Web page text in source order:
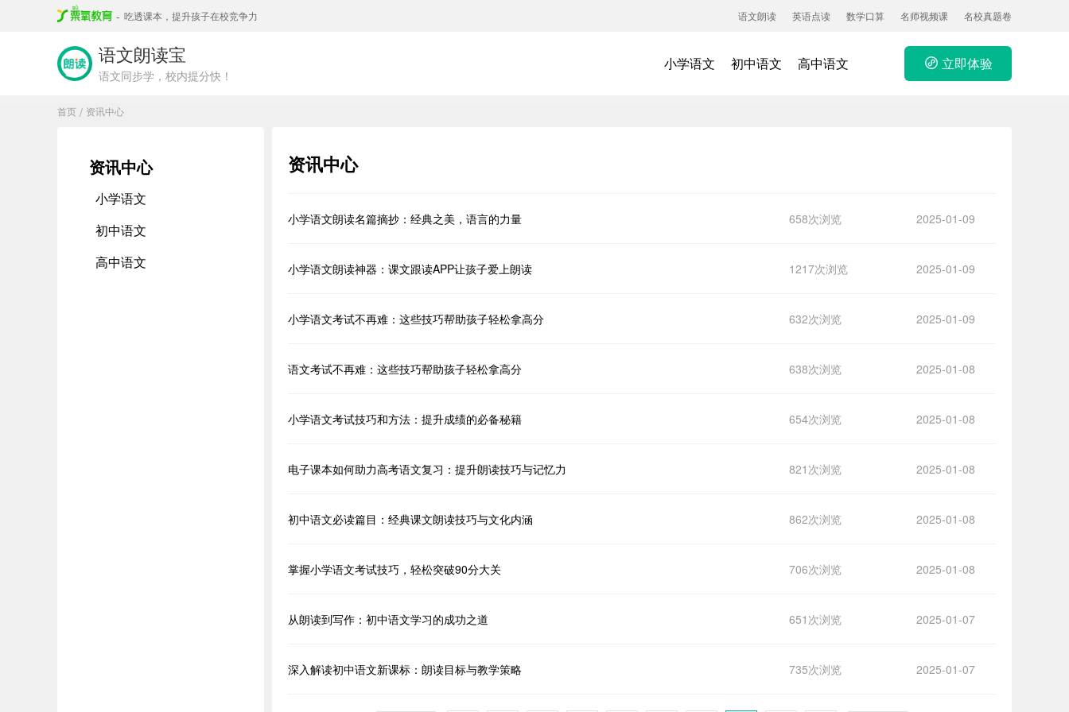
- 吃透课本，提升孩子在校竞争力 语文朗读 英语点读 数学口算 名师视频课 名校真题卷
语文朗读宝
语文同步学，校内提分快！
小学语文 初中语文 高中语文 立即体验
首页 / 资讯中心
资讯中心
小学语文
初中语文
高中语文
资讯中心
小学语文朗读名篇摘抄：经典之美，语言的力量 658次浏览 2025-01-09
小学语文朗读神器：课文跟读APP让孩子爱上朗读 1217次浏览 2025-01-09
小学语文考试不再难：这些技巧帮助孩子轻松拿高分 632次浏览 2025-01-09
语文考试不再难：这些技巧帮助孩子轻松拿高分 638次浏览 2025-01-08
小学语文考试技巧和方法：提升成绩的必备秘籍 654次浏览 2025-01-08
电子课本如何助力高考语文复习：提升朗读技巧与记忆力 821次浏览 2025-01-08
初中语文必读篇目：经典课文朗读技巧与文化内涵 862次浏览 2025-01-08
掌握小学语文考试技巧，轻松突破90分大关 706次浏览 2025-01-08
从朗读到写作：初中语文学习的成功之道 651次浏览 2025-01-07
深入解读初中语文新课标：朗读目标与教学策略 735次浏览 2025-01-07